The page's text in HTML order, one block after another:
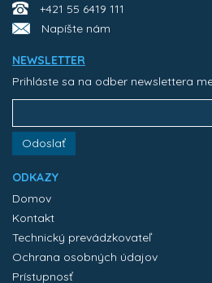
+421 55 6419 111
Napíšte nám
NEWSLETTER
Prihláste sa na odber newslettera
Odoslať
ODKAZY
Domov
Kontakt
Technický prevádzkovateľ
Ochrana osobných údajov
Prístupnosť